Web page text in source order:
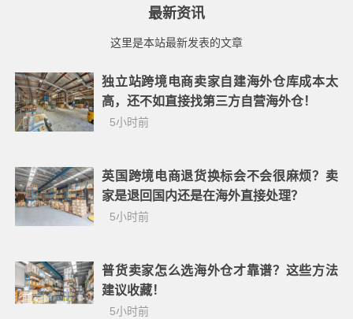
最新资讯
这里是本站最新发表的文章
独立站跨境电商卖家自建海外仓库成本太
高，还不如直接找第三方自营海外仓！
5小时前
英国跨境电商退货换标会不会很麻烦？卖
家是退回国内还是在海外直接处理？
5小时前
普货卖家怎么选海外仓才靠谱？这些方法
建议收藏！
5小时前